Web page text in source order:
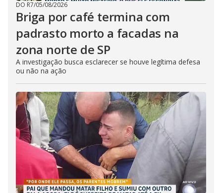
DO R7/05/08/2026
Briga por café termina com
padrasto morto a facadas na
zona norte de SP
A investigação busca esclarecer se houve legítima defesa
ou não na ação